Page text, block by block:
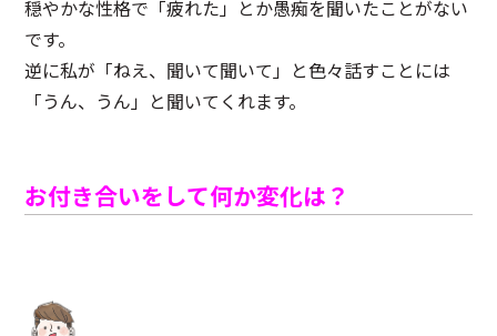
穏やかな性格で「疲れた」とか愚痴を聞いたことがない
です。
逆に私が「ねえ、聞いて聞いて」と色々話すことには
「うん、うん」と聞いてくれます。
お付き合いをして何か変化は？